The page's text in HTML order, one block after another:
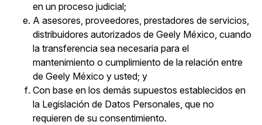
en un proceso judicial;
A asesores, proveedores, prestadores de servicios,
distribuidores autorizados de Geely México, cuando
la transferencia sea necesaria para el
mantenimiento o cumplimiento de la relación entre
de Geely México y usted; y
Con base en los demás supuestos establecidos en
la Legislación de Datos Personales, que no
requieren de su consentimiento.